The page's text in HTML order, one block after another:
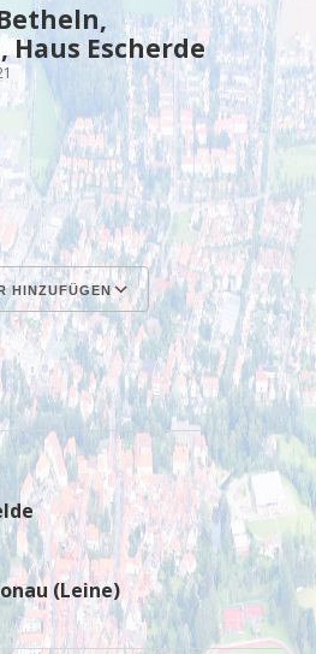
Spenden
facebook
instagram
rss E-
Mail
Escherde
HINZUFÜGEN
Google Kalender
(Leine)